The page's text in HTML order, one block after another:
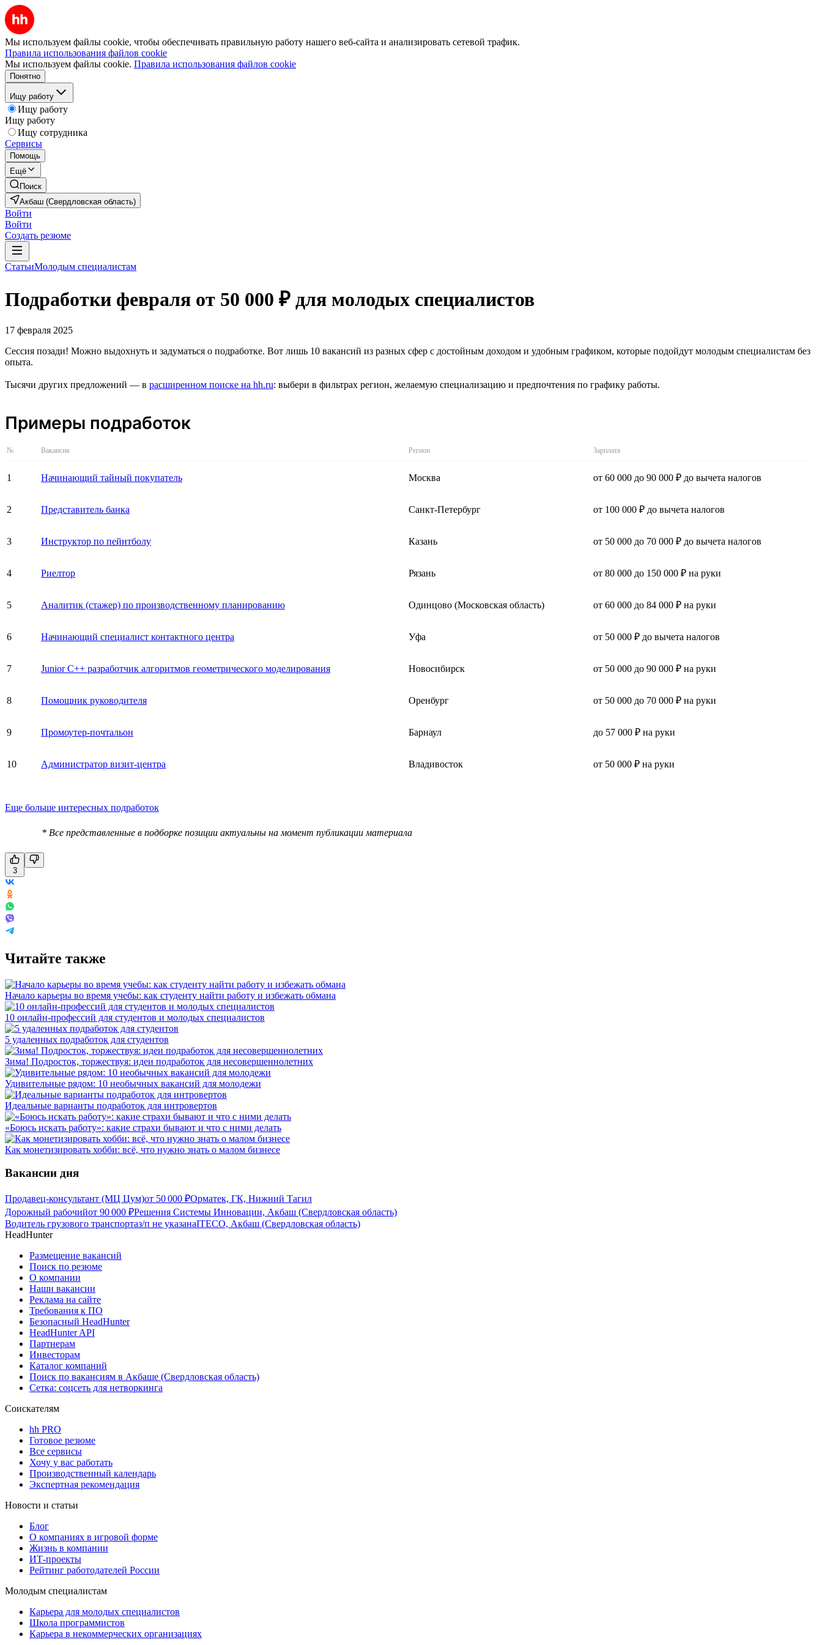
Мы используем файлы cookie, чтобы обеспечивать правильную работу нашего веб-сайта и анализировать сетевой трафик.
Правила использования файлов cookie
Мы используем файлы cookie. Правила использования файлов cookie
Понятно
Ищу работу
Ищу работу
Ищу работу
Ищу сотрудника
Сервисы
Помощь
Ещё
Поиск
Акбаш (Свердловская область)
Войти
Войти
Создать резюме
СтатьиМолодым специалистам
Подработки февраля от 50 000 ₽ для молодых специалистов
17 февраля 2025
Сессия позади! Можно выдохнуть и задуматься о подработке. Вот лишь 10 вакансий из разных сфер с достойным доходом и удобным графиком, которые подойдут молодым специалистам без
опыта.
Тысячи других предложений — в расширенном поиске на hh.ru: выбери в фильтрах регион, желаемую специализацию и предпочтения по графику работы.
Примеры подработок
№ Вакансия Регион Зарплата
1 Начинающий тайный покупатель Москва от 60 000 до 90 000 ₽ до вычета налогов
2 Представитель банка Санкт-Петербург от 100 000 ₽ до вычета налогов
3 Инструктор по пейнтболу Казань от 50 000 до 70 000 ₽ до вычета налогов
4 Риелтор Рязань от 80 000 до 150 000 ₽ на руки
5 Аналитик (стажер) по производственному планированию Одинцово (Московская область) от 60 000 до 84 000 ₽ на руки
6 Начинающий специалист контактного центра Уфа от 50 000 ₽ до вычета налогов
7 Junior C++ разработчик алгоритмов геометрического моделирования Новосибирск от 50 000 до 90 000 ₽ на руки
8 Помощник руководителя Оренбург от 50 000 до 70 000 ₽ на руки
9 Промоутер-почтальон Барнаул до 57 000 ₽ на руки
10 Администратор визит-центра Владивосток от 50 000 ₽ на руки
Еще больше интересных подработок
* Все представленные в подборке позиции актуальны на момент публикации материала
3
Читайте также
Начало карьеры во время учебы: как студенту найти работу и избежать обмана
10 онлайн-профессий для студентов и молодых специалистов
5 удаленных подработок для студентов
Зима! Подросток, торжествуя: идеи подработок для несовершеннолетних
Удивительные рядом: 10 необычных вакансий для молодежи
Идеальные варианты подработок для интровертов
«Боюсь искать работу»: какие страхи бывают и что с ними делать
Как монетизировать хобби: всё, что нужно знать о малом бизнесе
Вакансии дня
Продавец-консультант (МЦ Цум)от 50 000 ₽Орматек, ГК, Нижний Тагил
Дорожный рабочийот 90 000 ₽Решения Системы Инновации, Акбаш (Свердловская область)
Водитель грузового транспортаз/п не указанаITECO, Акбаш (Свердловская область)
HeadHunter
Размещение вакансий
Поиск по резюме
О компании
Наши вакансии
Реклама на сайте
Требования к ПО
Безопасный HeadHunter
HeadHunter API
Партнерам
Инвесторам
Каталог компаний
Поиск по вакансиям в Акбаше (Свердловская область)
Сетка: соцсеть для нетворкинга
Соискателям
hh PRO
Готовое резюме
Все сервисы
Хочу у вас работать
Производственный календарь
Экспертная рекомендация
Новости и статьи
Блог
О компаниях в игровой форме
Жизнь в компании
ИТ-проекты
Рейтинг работодателей России
Молодым специалистам
Карьера для молодых специалистов
Школа программистов
Карьера в некоммерческих организациях